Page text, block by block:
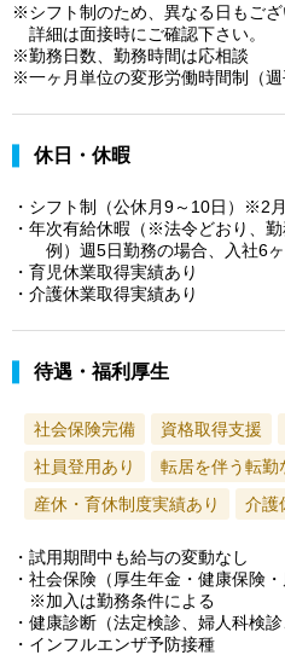
※シフト制のため、異なる日もござ
詳細は面接時にご確認下さい。
※勤務日数、勤務時間は応相談
※一ヶ月単位の変形労働時間制（週
休日・休暇
・シフト制（公休月9～10日）※2
・年次有給休暇（※法令どおり、
例）週5日勤務の場合、入社6ヶ
・育児休業取得実績あり
・介護休業取得実績あり
待遇・福利厚生
社会保険完備 資格取得支援
社員登用あり
転居を伴う転勤
産休・育休制度実績あり
介護
・試用期間中も給与の変動なし
・社会保険（厚生年金・健康保険
※加入は勤務条件による
・健康診断（法定検診、婦人科検
・インフルエンザ予防接種